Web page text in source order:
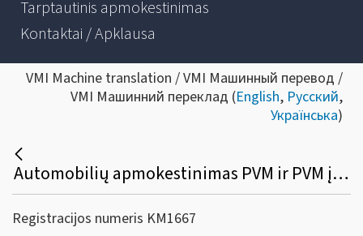
Tarptautinis apmokestinimas
Kontaktai / Apklausa
VMI Machine translation / VMI Машинный перевод /
VMI Машинний переклад (English, Русский,
Українська)
Automobilių apmokestinimas PVM ir PVM įstatymo pakeitimai nuo 2019 m.
Registracijos numeris KM1667